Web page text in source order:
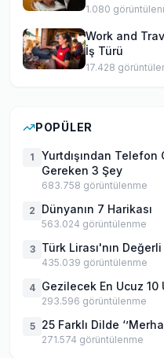
1.080
Work and
İş Türü
17.428
POPÜLER
1
Yurtdışından
Gereken 3 Şey
683.758 görüntülenme
2 Dünyanın 7 Harikası
563.024 görüntülenme
3 Türk Lirası'nın
435.039 görüntülenme
4 Gezilecek En Ucuz 10
293.596 görüntülenme
5 25 Farklı Dilde
271.574 görüntülenme